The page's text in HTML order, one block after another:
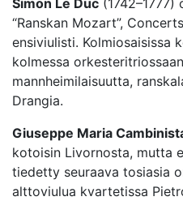
“Ranskan Mozart”,
ensiviulisti. Kolmiosaisissa
kolmessa
mannheimilaisuutta,
Drangia.
Giuseppe Maria
kotoisin Livornosta, mutta
tiedetty seuraava tosiasia
alttoviulua kvartetissa